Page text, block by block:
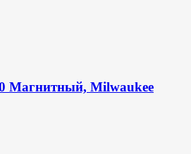
Магнитный, Milwaukee